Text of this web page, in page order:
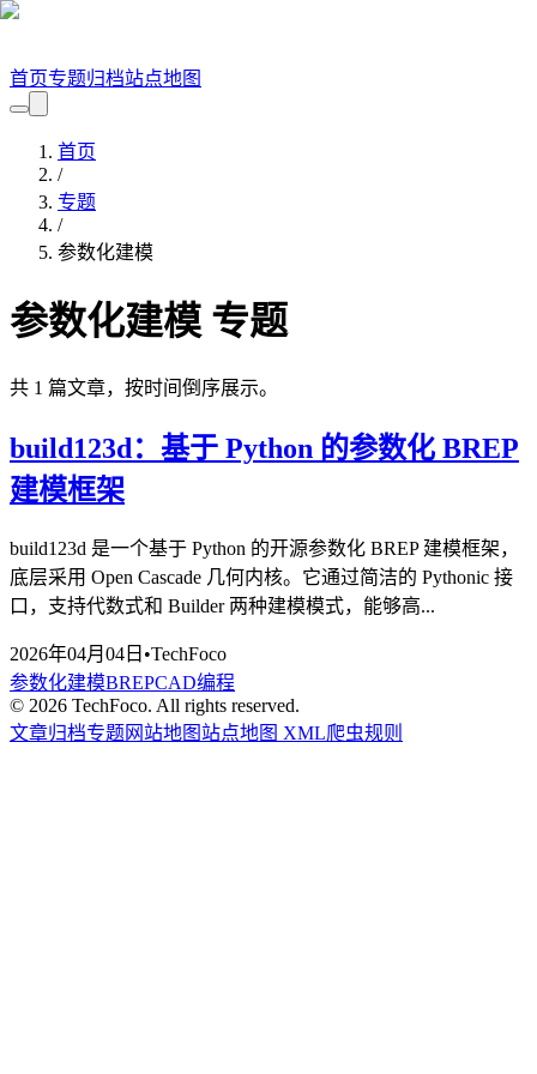
首页专题归档站点地图
首页
/
专题
/
参数化建模
参数化建模 专题
共 1 篇文章，按时间倒序展示。
build123d：基于 Python 的参数化 BREP
建模框架
build123d 是一个基于 Python 的开源参数化 BREP 建模框架，
底层采用 Open Cascade 几何内核。它通过简洁的 Pythonic 接
口，支持代数式和 Builder 两种建模模式，能够高...
2026年04月04日 •TechFoco
参数化建模BREPCAD编程
© 2026 TechFoco. All rights reserved.
文章归档专题 网站地图 站点地图 XML爬虫规则